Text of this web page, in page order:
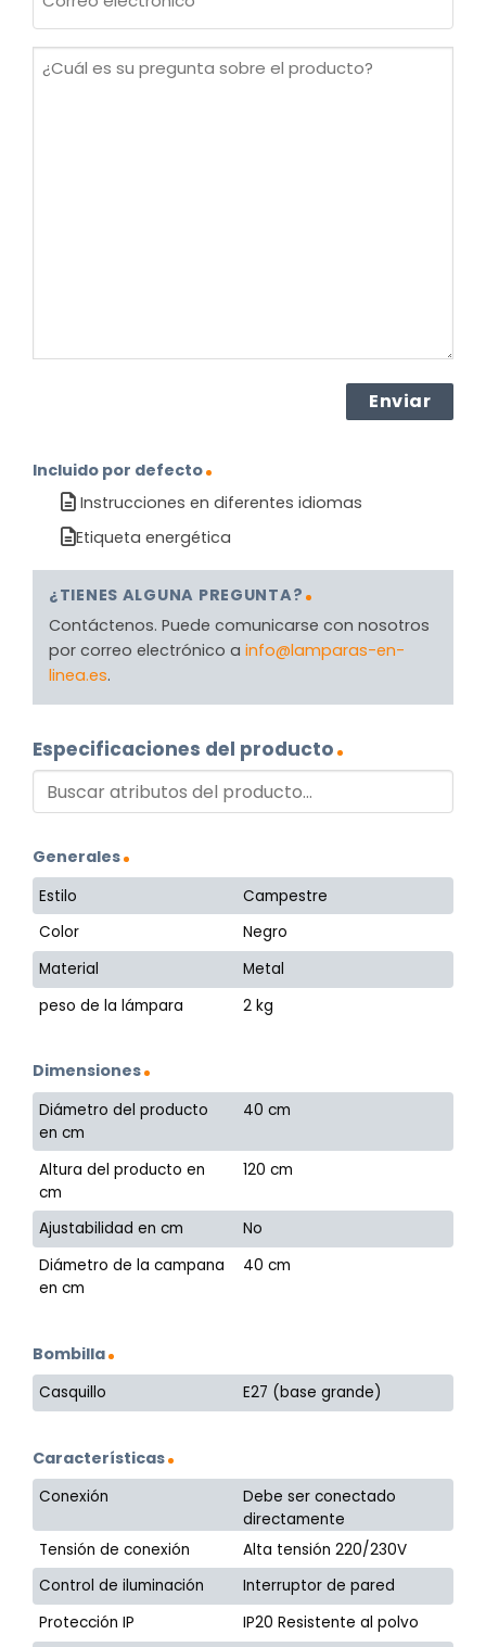
electrónico
¿Cuál
Incluido por defecto
Instrucciones en diferentes idiomas
Etiqueta energética
¿TIENES ALGUNA PREGUNTA?
Contáctenos. Puede comunicarse con nosotros
por correo electrónico a info@lamparas-en-
linea.es.
Especificaciones del producto
Generales
Estilo
Campestre
Color
Negro
Material
Metal
peso de la lámpara
2 kg
Dimensiones
Diámetro del producto
en cm
40 cm
Altura del producto en
cm
120 cm
Ajustabilidad en cm
No
Diámetro de la campana
en cm
40 cm
Bombilla
Casquillo E27 (base grande)
Características
Conexión
Debe ser conectado
directamente
Tensión de conexión
Alta tensión 220/230V
Control de iluminación
Interruptor de pared
Protección IP
IP20 Resistente al polvo